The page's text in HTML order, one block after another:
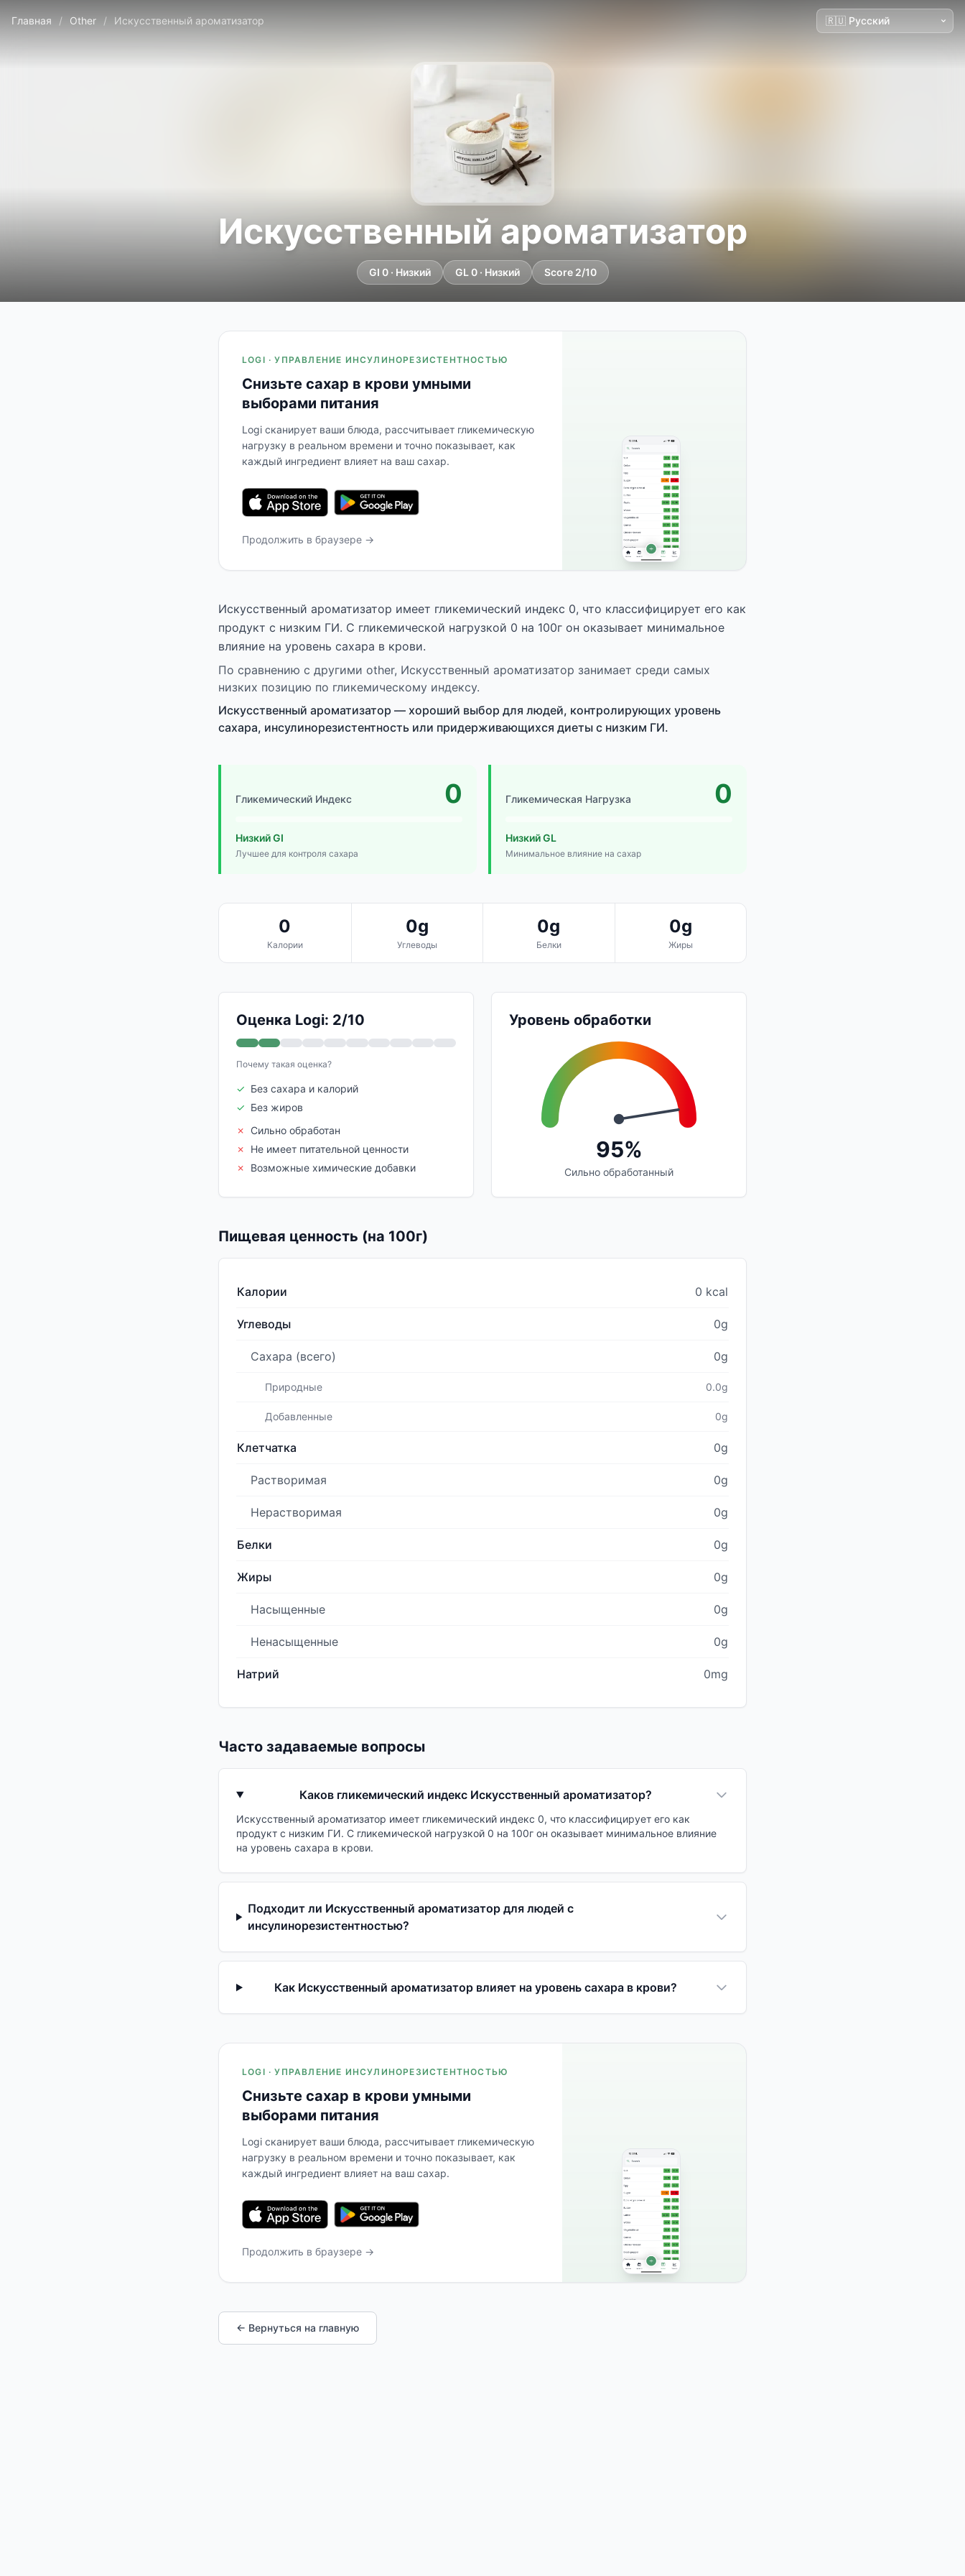
Главная / Other / Искусственный ароматизатор
Искусственный ароматизатор
GI 0 · Низкий GL 0 · Низкий Score 2/10
LOGI · УПРАВЛЕНИЕ ИНСУЛИНОРЕЗИСТЕНТНОСТЬЮ
Снизьте сахар в крови умными
выборами питания
Logi сканирует ваши блюда, рассчитывает гликемическую
нагрузку в реальном времени и точно показывает, как
каждый ингредиент влияет на ваш сахар.
Продолжить в браузере →
Искусственный ароматизатор имеет гликемический индекс 0, что классифицирует его как
продукт с низким ГИ. С гликемической нагрузкой 0 на 100г он оказывает минимальное
влияние на уровень сахара в крови.
По сравнению с другими other, Искусственный ароматизатор занимает среди самых
низких позицию по гликемическому индексу.
Искусственный ароматизатор — хороший выбор для людей, контролирующих уровень
сахара, инсулинорезистентность или придерживающихся диеты с низким ГИ.
Гликемический Индекс 0
Низкий GI
Лучшее для контроля сахара
Гликемическая Нагрузка 0
Низкий GL
Минимальное влияние на сахар
0
Калории
0g
Углеводы
0g
Белки
0g
Жиры
Оценка Logi: 2/10
Почему такая оценка?
✓ Без сахара и калорий
✓ Без жиров
✗
Сильно обработан
✗
Не имеет питательной ценности
✗
Возможные химические добавки
Уровень обработки
95%
Сильно обработанный
Пищевая ценность (на 100г)
Калории 0 kcal
Углеводы 0g
Сахара (всего) 0g
Природные 0.0g
Добавленные 0g
Клетчатка 0g
Растворимая 0g
Нерастворимая 0g
Белки 0g
Жиры 0g
Насыщенные 0g
Ненасыщенные 0g
Натрий 0mg
Часто задаваемые вопросы
Каков гликемический индекс Искусственный ароматизатор?
Искусственный ароматизатор имеет гликемический индекс 0, что классифицирует его как
продукт с низким ГИ. С гликемической нагрузкой 0 на 100г он оказывает минимальное влияние
на уровень сахара в крови.
Подходит ли Искусственный ароматизатор для людей с
инсулинорезистентностью?
Как Искусственный ароматизатор влияет на уровень сахара в крови?
LOGI · УПРАВЛЕНИЕ ИНСУЛИНОРЕЗИСТЕНТНОСТЬЮ
Снизьте сахар в крови умными
выборами питания
Logi сканирует ваши блюда, рассчитывает гликемическую
нагрузку в реальном времени и точно показывает, как
каждый ингредиент влияет на ваш сахар.
Продолжить в браузере →
← Вернуться на главную